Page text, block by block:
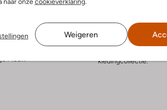
Weigeren
100% Katoen
warme
luchtig aan. Ideaal
Combineer met een
stijlvolle look. De
garderobe. Geniet
kledingcollectie.